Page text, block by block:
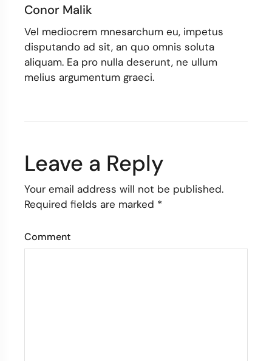
Conor Malik
Vel mediocrem mnesarchum eu, impetus
disputando ad sit, an quo omnis soluta
aliquam. Ea pro nulla deserunt, ne ullum
melius argumentum graeci.
Leave a Reply
Your email address will not be published.
Required fields are marked *
Comment